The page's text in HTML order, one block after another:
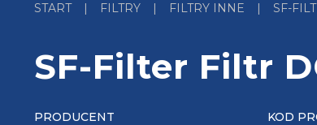
START | FILTRY | FILTRY INNE | SF-
SF-Filter Filtr
PRODUCENT KOD